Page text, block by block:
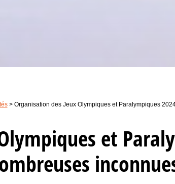
> Organisation des Jeux Olympiques et Paralympiques
et